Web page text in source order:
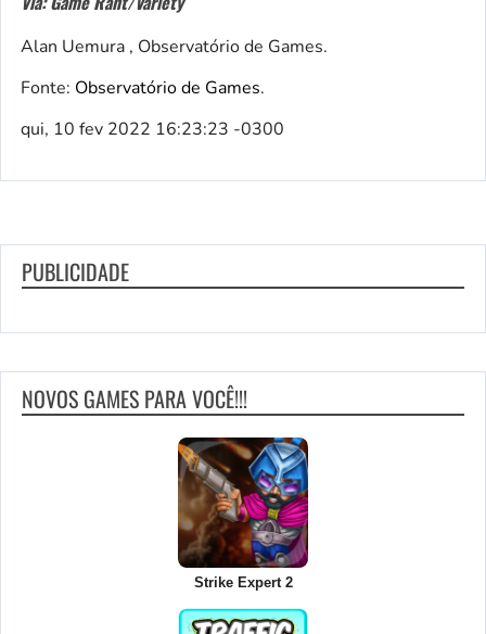
Alan Uemura , Observatório de Games.
Fonte: Observatório de Games.
qui, 10 fev 2022 16:23:23 -0300
PUBLICIDADE
NOVOS GAMES PARA VOCÊ!!!
Strike Expert 2